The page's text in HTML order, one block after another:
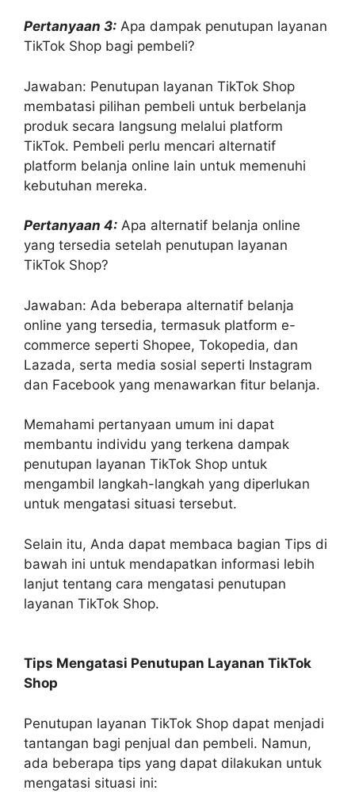
Pertanyaan 3: Apa dampak penutupan layanan
TikTok Shop bagi pembeli?
Jawaban: Penutupan layanan TikTok Shop
membatasi pilihan pembeli untuk berbelanja
produk secara langsung melalui platform
TikTok. Pembeli perlu mencari alternatif
platform belanja online lain untuk memenuhi
kebutuhan mereka.
Pertanyaan 4: Apa alternatif belanja online
yang tersedia setelah penutupan layanan
TikTok Shop?
Jawaban: Ada beberapa alternatif belanja
online yang tersedia, termasuk platform e-
commerce seperti Shopee, Tokopedia, dan
Lazada, serta media sosial seperti Instagram
dan Facebook yang menawarkan fitur belanja.
Memahami pertanyaan umum ini dapat
membantu individu yang terkena dampak
penutupan layanan TikTok Shop untuk
mengambil langkah-langkah yang diperlukan
untuk mengatasi situasi tersebut.
Selain itu, Anda dapat membaca bagian Tips di
bawah ini untuk mendapatkan informasi lebih
lanjut tentang cara mengatasi penutupan
layanan TikTok Shop.
Tips Mengatasi Penutupan Layanan TikTok
Shop
Penutupan layanan TikTok Shop dapat menjadi
tantangan bagi penjual dan pembeli. Namun,
ada beberapa tips yang dapat dilakukan untuk
mengatasi situasi ini: